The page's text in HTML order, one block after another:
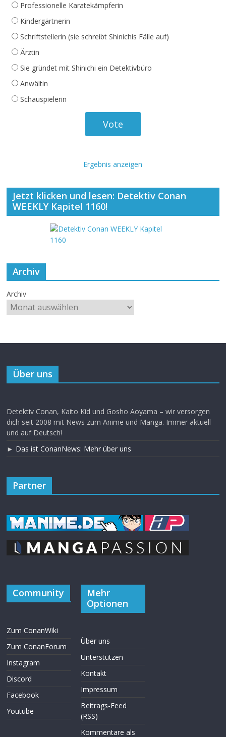
Professionelle Karatekämpferin
Kindergärtnerin
Schriftstellerin (sie schreibt Shinichis Fälle auf)
Ärztin
Sie gründet mit Shinichi ein Detektivbüro
Anwältin
Schauspielerin
Ergebnis anzeigen
Jetzt klicken und lesen: Detektiv Conan
WEEKLY Kapitel 1160!
Archiv
Archiv
Über uns
Detektiv Conan, Kaito Kid und Gosho Aoyama – wir versorgen
dich seit 2008 mit News zum Anime und Manga. Immer aktuell
und auf Deutsch!
► Das ist ConanNews: Mehr über uns
Partner
Community
Zum ConanWiki
Zum ConanForum
Instagram
Discord
Facebook
Youtube
Mehr
Optionen
Über uns
Unterstützen
Kontakt
Impressum
Beitrags-Feed
(RSS)
Kommentare als